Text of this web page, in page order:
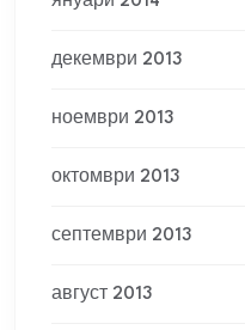
декември 2013
ноември 2013
октомври 2013
септември 2013
август 2013